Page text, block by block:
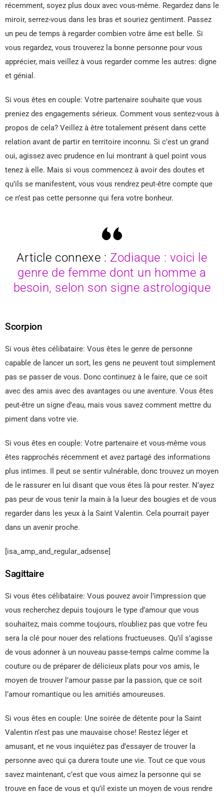
récemment, soyez plus doux avec vous-même. Regardez dans le
miroir, serrez-vous dans les bras et souriez gentiment. Passez
un peu de temps à regarder combien votre âme est belle. Si
vous regardez, vous trouverez la bonne personne pour vous
apprécier, mais veillez à vous regarder comme les autres: digne
et génial.
Si vous êtes en couple: Votre partenaire souhaite que vous
preniez des engagements sérieux. Comment vous sentez-vous à
propos de cela? Veillez à être totalement présent dans cette
relation avant de partir en territoire inconnu. Si c’est un grand
oui, agissez avec prudence en lui montrant à quel point vous
tenez à elle. Mais si vous commencez à avoir des doutes et
qu’ils se manifestent, vous vous rendrez peut-être compte que
ce n’est pas cette personne qui fera votre bonheur.
Article connexe : Zodiaque : voici le
genre de femme dont un homme a
besoin, selon son signe astrologique
Scorpion
Si vous êtes célibataire: Vous êtes le genre de personne
capable de lancer un sort, les gens ne peuvent tout simplement
pas se passer de vous. Donc continuez à le faire, que ce soit
avec des amis avec des avantages ou une aventure. Vous êtes
peut-être un signe d’eau, mais vous savez comment mettre du
piment dans votre vie.
Si vous êtes en couple: Votre partenaire et vous-même vous
êtes rapprochés récemment et avez partagé des informations
plus intimes. Il peut se sentir vulnérable, donc trouvez un moyen
de le rassurer en lui disant que vous êtes là pour rester. N’ayez
pas peur de vous tenir la main à la lueur des bougies et de vous
regarder dans les yeux à la Saint Valentin. Cela pourrait payer
dans un avenir proche.
[isa_amp_and_regular_adsense]
Sagittaire
Si vous êtes célibataire: Vous pouvez avoir l’impression que
vous recherchez depuis toujours le type d’amour que vous
souhaitez, mais comme toujours, n’oubliez pas que votre feu
sera la clé pour nouer des relations fructueuses. Qu’il s’agisse
de vous adonner à un nouveau passe-temps calme comme la
couture ou de préparer de délicieux plats pour vos amis, le
moyen de trouver l’amour passe par la passion, que ce soit
l’amour romantique ou les amitiés amoureuses.
Si vous êtes en couple: Une soirée de détente pour la Saint
Valentin n’est pas une mauvaise chose! Restez léger et
amusant, et ne vous inquiétez pas d’essayer de trouver la
personne avec qui ça durera toute une vie. Tout ce que vous
savez maintenant, c’est que vous aimez la personne qui se
trouve en face de vous et qu’il existe un moyen de vous rendre